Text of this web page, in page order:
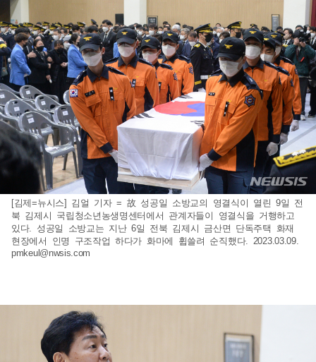
[김제=뉴시스] 김얼 기자 = 故 성공일 소방교의 영결식이 열린 9일 전
북 김제시 국립청소년농생명센터에서 관계자들이 영결식을 거행하고
있다. 성공일 소방교는 지난 6일 전북 김제시 금산면 단독주택 화재
현장에서 인명 구조작업 하다가 화마에 휩쓸려 순직했다. 2023.03.09.
pmkeul@nwsis.com